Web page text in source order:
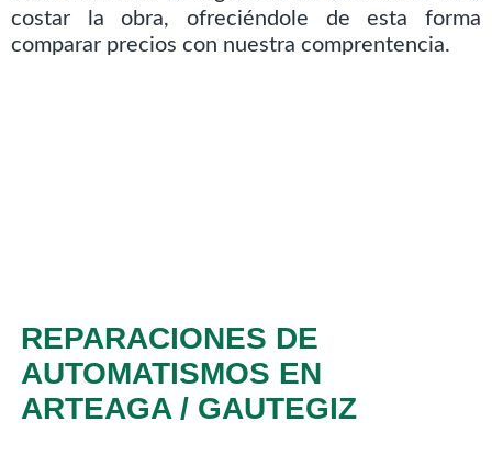
costar la obra, ofreciéndole de esta forma
comparar precios con nuestra comprentencia.
REPARACIONES DE
AUTOMATISMOS EN
ARTEAGA / GAUTEGIZ